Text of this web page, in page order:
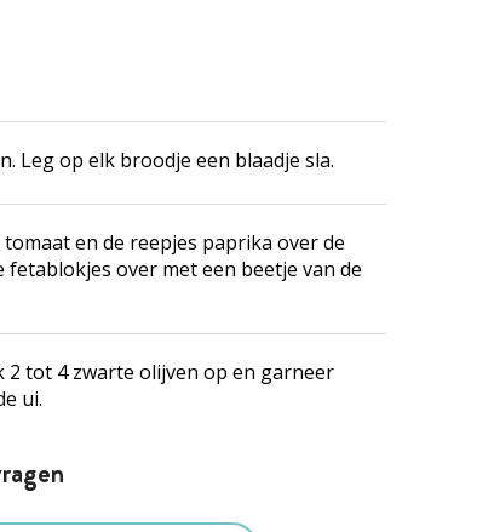
Leg op elk broodje een blaadje sla.
en de reepjes paprika over de
fetablokjes over met een beetje van de
2 tot 4 zwarte olijven op en garneer
ui.